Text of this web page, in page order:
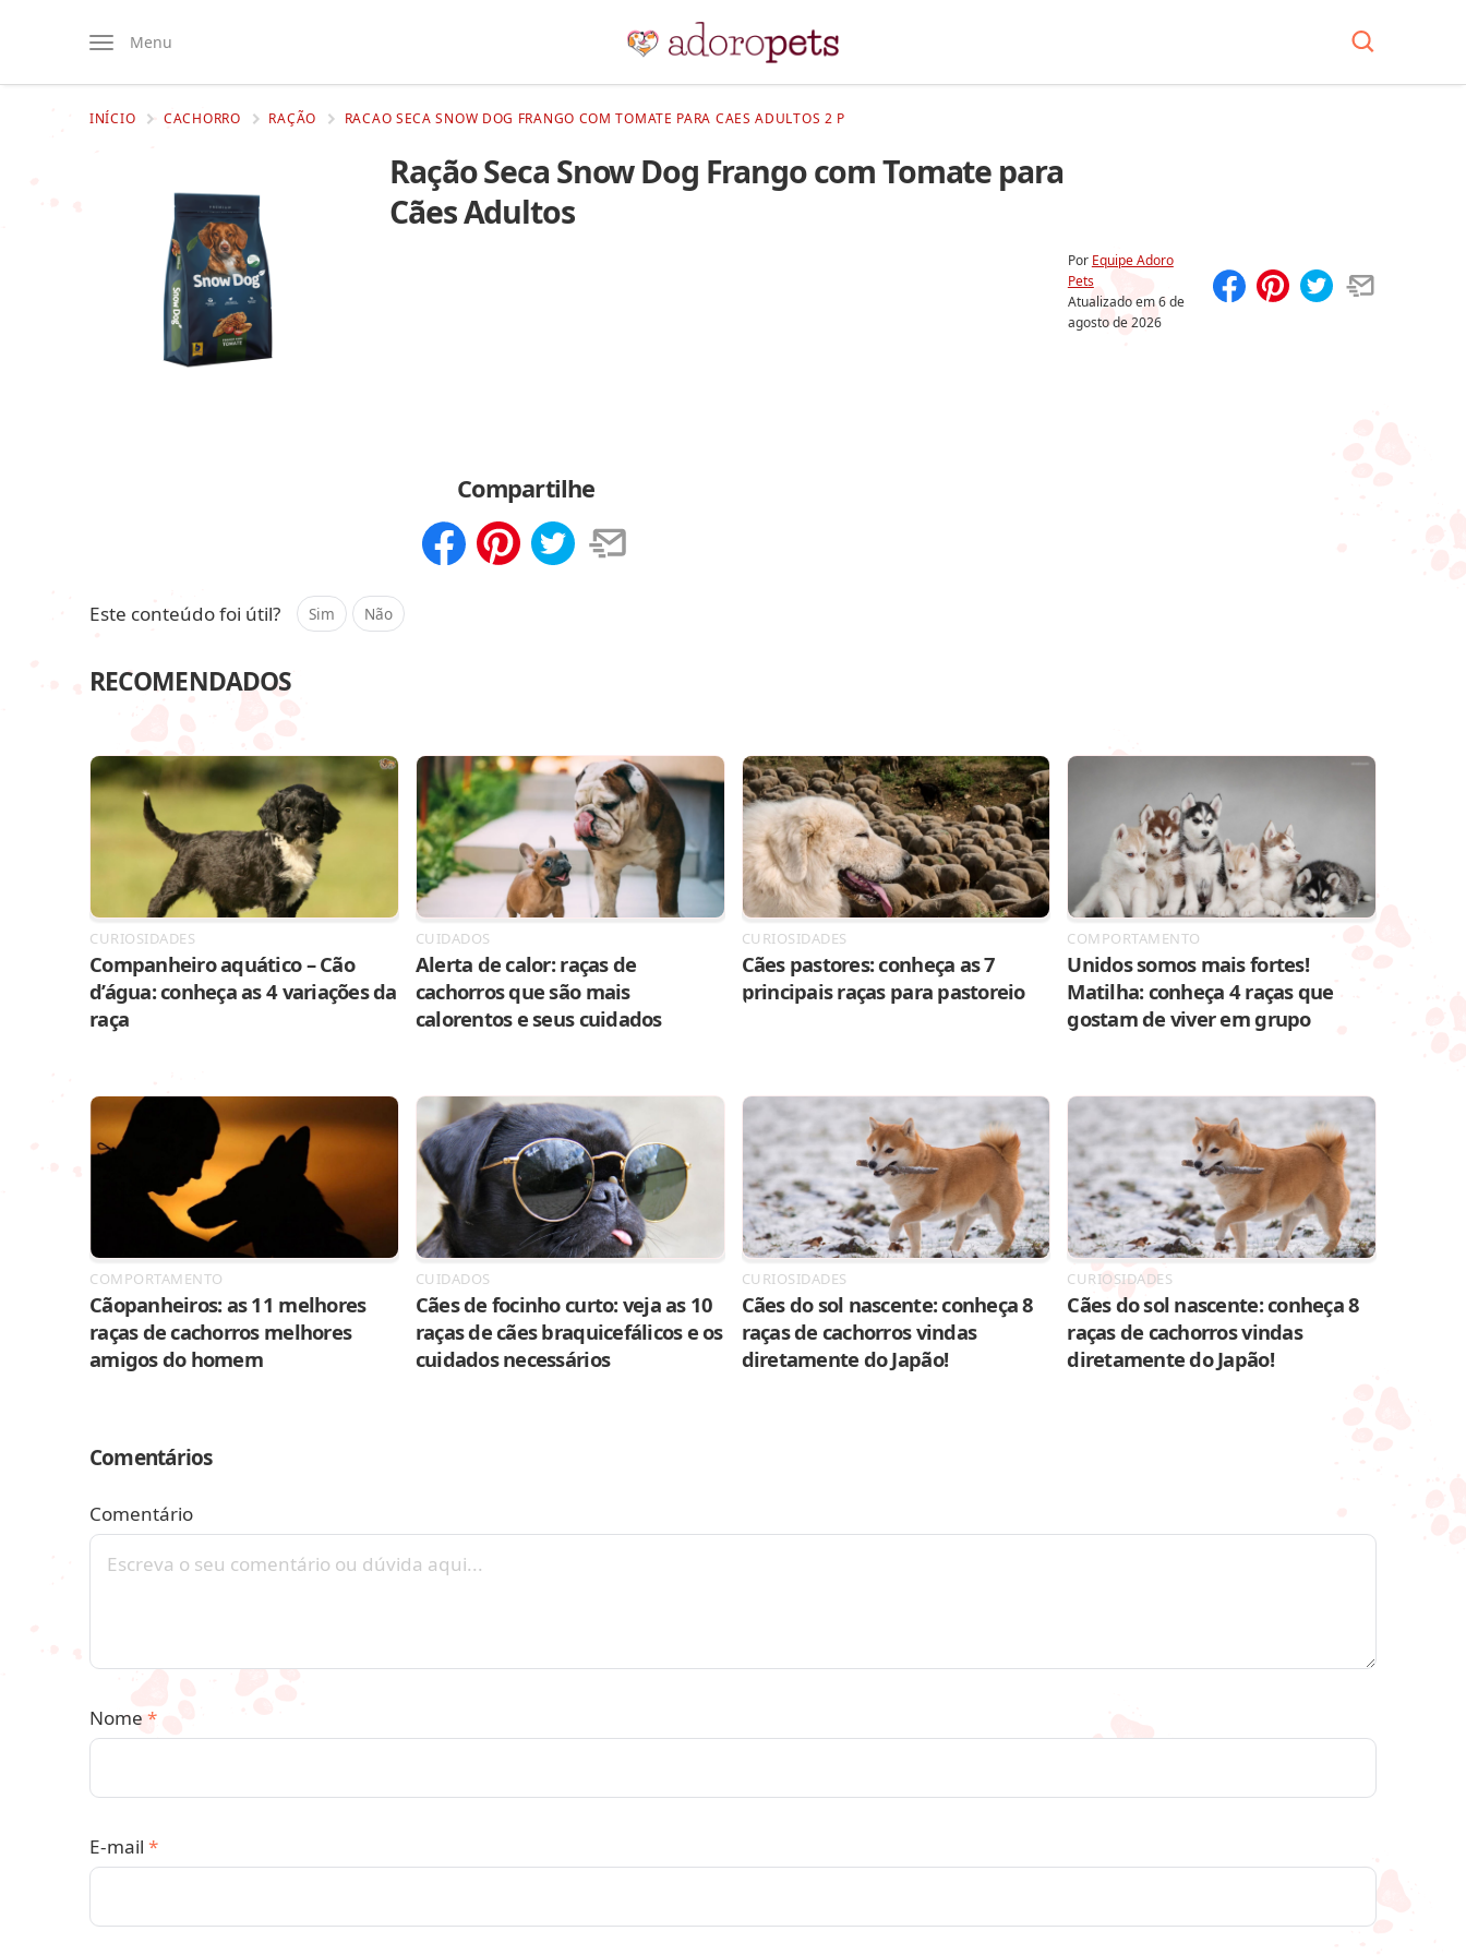
Menu
INÍCIO CACHORRO RAÇÃO RACAO SECA SNOW DOG FRANGO COM TOMATE PARA CAES ADULTOS 2 P
Ração Seca Snow Dog Frango com Tomate para
Cães Adultos
Por Equipe Adoro
Pets
Atualizado em6 de
agosto de 2026
Compartilhe
Este conteúdo foi útil? Sim Não
RECOMENDADOS
CURIOSIDADES
Companheiro aquático – Cão
d’água: conheça as 4 variações da
raça
CUIDADOS
Alerta de calor: raças de
cachorros que são mais
calorentos e seus cuidados
CURIOSIDADES
Cães pastores: conheça as 7
principais raças para pastoreio
COMPORTAMENTO
Unidos somos mais fortes!
Matilha: conheça 4 raças que
gostam de viver em grupo
COMPORTAMENTO
Cãopanheiros: as 11 melhores
raças de cachorros melhores
amigos do homem
CUIDADOS
Cães de focinho curto: veja as 10
raças de cães braquicefálicos e os
cuidados necessários
CURIOSIDADES
Cães do sol nascente: conheça 8
raças de cachorros vindas
diretamente do Japão!
CURIOSIDADES
Cães do sol nascente: conheça 8
raças de cachorros vindas
diretamente do Japão!
Comentários
Comentário
Nome *
E-mail *